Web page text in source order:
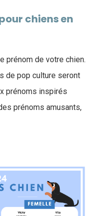
chiens en
prénom de votre chien.
de pop culture seront
prénoms inspirés
prénoms amusants,